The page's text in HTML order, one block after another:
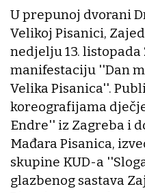
U prepunoj dvorani
Velikoj Pisanici,
nedjelju 13.
manifestaciju ''Dan
Velika Pisanica''.
koreografijama
Endre'' iz Zagreba i
Mađara Pisanica,
skupine KUD-a
glazbenog sastava